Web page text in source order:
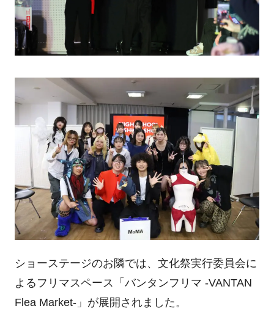
ショーステージのお隣では、文化祭実行委員会に
よるフリマスペース「バンタンフリマ -VANTAN
Flea Market-」が展開されました。